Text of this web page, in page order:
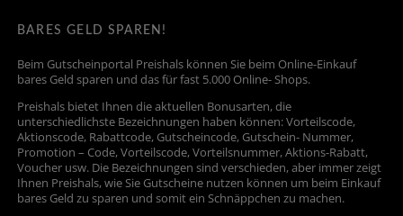
BARES GELD SPAREN!
Beim Gutscheinportal Preishals können Sie beim Online-Einkauf
bares Geld sparen und das für fast 5.000 Online- Shops.
Preishals bietet Ihnen die aktuellen Bonusarten, die
unterschiedlichste Bezeichnungen haben können: Vorteilscode,
Aktionscode, Rabattcode, Gutscheincode, Gutschein- Nummer,
Promotion – Code, Vorteilscode, Vorteilsnummer, Aktions-Rabatt,
Voucher usw. Die Bezeichnungen sind verschieden, aber immer zeigt
Ihnen Preishals, wie Sie Gutscheine nutzen können um beim Einkauf
bares Geld zu sparen und somit ein Schnäppchen zu machen.